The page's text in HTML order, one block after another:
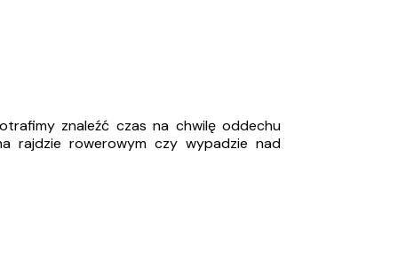
znaleźć czas na chwilę oddechu
rajdzie rowerowym czy wypadzie nad